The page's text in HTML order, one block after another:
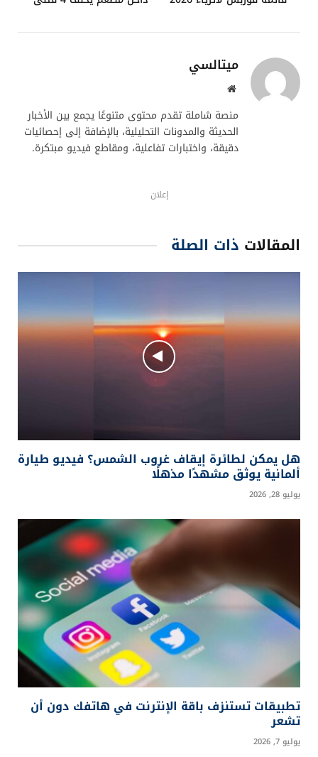
ميتالسي
موقع
منصة شاملة تقدم محتوى متنوعًا يجمع بين الأخبار
الحديثة والمدونات التحليلية، بالإضافة إلى إحصائيات
دقيقة، واختبارات تفاعلية، ومقاطع فيديو مبتكرة.
إعلان
المقالات ذات الصلة
هل يمكن لطائرة إيقاف غروب الشمس؟ فيديو طيارة
ألمانية يوثق مشهدًا مذهلًا
يوليو 28, 2026
تطبيقات تستنزف باقة الإنترنت في هاتفك دون أن
تشعر
يوليو 7, 2026